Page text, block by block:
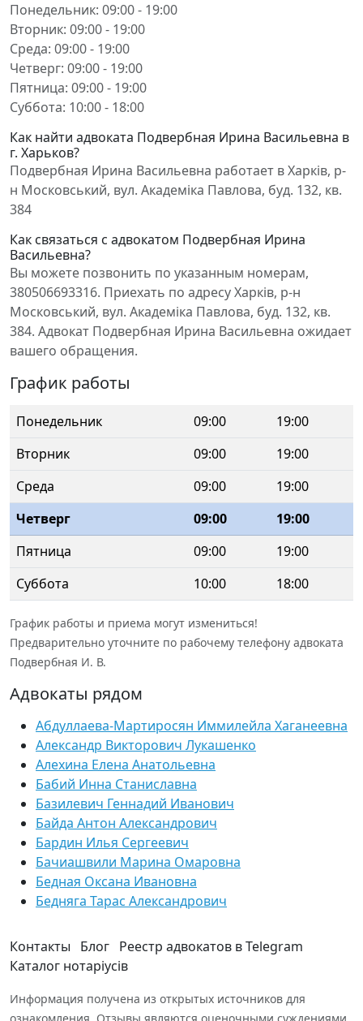
Понедельник: 09:00 - 19:00
Вторник: 09:00 - 19:00
Среда: 09:00 - 19:00
Четверг: 09:00 - 19:00
Пятница: 09:00 - 19:00
Суббота: 10:00 - 18:00
Как найти адвоката Подвербная Ирина Васильевна в
г. Харьков?
Подвербная Ирина Васильевна работает в Харків, р-
н Московський, вул. Академіка Павлова, буд. 132, кв.
384
Как связаться с адвокатом Подвербная Ирина
Васильевна?
Вы можете позвонить по указанным номерам,
380506693316. Приехать по адресу Харків, р-н
Московський, вул. Академіка Павлова, буд. 132, кв.
384. Адвокат Подвербная Ирина Васильевна ожидает
вашего обращения.
График работы
Понедельник 09:00
19:00
Вторник
09:00
19:00
Среда
09:00
19:00
Четверг
09:00
19:00
Пятница
09:00
19:00
Суббота
10:00 18:00
График работы и приема могут измениться!
Предварительно уточните по рабочему телефону адвоката
Подвербная И. В.
Адвокаты рядом
Абдуллаева-Мартиросян Иммилейла Хаганеевна
Александр Викторович Лукашенко
Алехина Елена Анатольевна
Бабий Инна Станиславна
Базилевич Геннадий Иванович
Байда Антон Александрович
Бардин Илья Сергеевич
Бачиашвили Марина Омаровна
Бедная Оксана Ивановна
Бедняга Тарас Александрович
Контакты Блог Реестр адвокатов в Telegram
Каталог нотаріусів
Информация получена из открытых источников для